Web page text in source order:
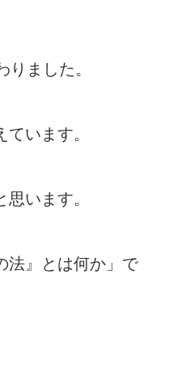
りました。
います。
います。
法』とは何か」で